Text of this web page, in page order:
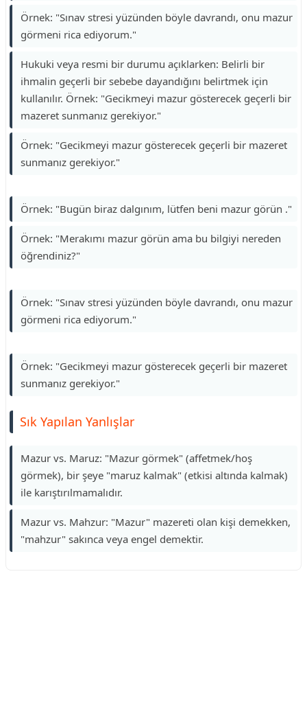
Örnek: "Sınav stresi yüzünden böyle davrandı, onu mazur
görmeni rica ediyorum."
Hukuki veya resmi bir durumu açıklarken: Belirli bir
ihmalin geçerli bir sebebe dayandığını belirtmek için
kullanılır. Örnek: "Gecikmeyi mazur gösterecek geçerli bir
mazeret sunmanız gerekiyor."
Örnek: "Gecikmeyi mazur gösterecek geçerli bir mazeret
sunmanız gerekiyor."
Örnek: "Bugün biraz dalgınım, lütfen beni mazur görün ."
Örnek: "Merakımı mazur görün ama bu bilgiyi nereden
öğrendiniz?"
Örnek: "Sınav stresi yüzünden böyle davrandı, onu mazur
görmeni rica ediyorum."
Örnek: "Gecikmeyi mazur gösterecek geçerli bir mazeret
sunmanız gerekiyor."
Sık Yapılan Yanlışlar
Mazur vs. Maruz: "Mazur görmek" (affetmek/hoş
görmek), bir şeye "maruz kalmak" (etkisi altında kalmak)
ile karıştırılmamalıdır.
Mazur vs. Mahzur: "Mazur" mazereti olan kişi demekken,
"mahzur" sakınca veya engel demektir.